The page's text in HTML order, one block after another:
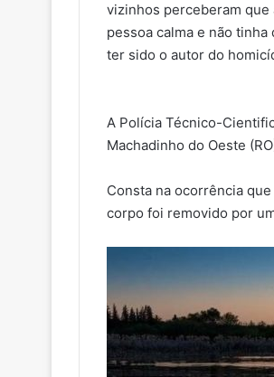
vizinhos perceberam que
pessoa calma e não
ter sido o autor do
A Polícia Técnico-
Machadinho do Oeste
Consta na ocorrência
corpo foi removido por